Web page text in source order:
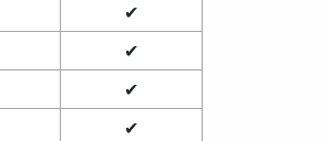
✔
✔
✔
✔